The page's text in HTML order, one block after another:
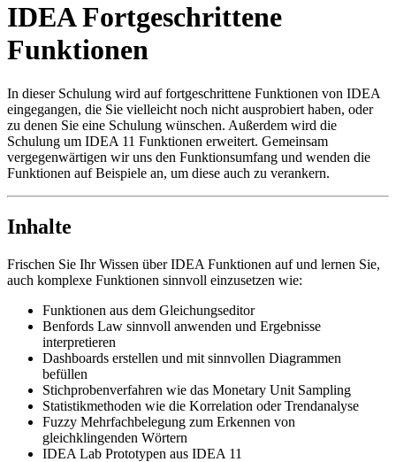
IDEA Fortgeschrittene
Funktionen
In dieser Schulung wird auf fortgeschrittene Funktionen von IDEA
eingegangen, die Sie vielleicht noch nicht ausprobiert haben, oder
zu denen Sie eine Schulung wünschen. Außerdem wird die
Schulung um IDEA 11 Funktionen erweitert. Gemeinsam
vergegenwärtigen wir uns den Funktionsumfang und wenden die
Funktionen auf Beispiele an, um diese auch zu verankern.
Inhalte
Frischen Sie Ihr Wissen über IDEA Funktionen auf und lernen Sie,
auch komplexe Funktionen sinnvoll einzusetzen wie:
Funktionen aus dem Gleichungseditor
Benfords Law sinnvoll anwenden und Ergebnisse
interpretieren
Dashboards erstellen und mit sinnvollen Diagrammen
befüllen
Stichprobenverfahren wie das Monetary Unit Sampling
Statistikmethoden wie die Korrelation oder Trendanalyse
Fuzzy Mehrfachbelegung zum Erkennen von
gleichklingenden Wörtern
IDEA Lab Prototypen aus IDEA 11